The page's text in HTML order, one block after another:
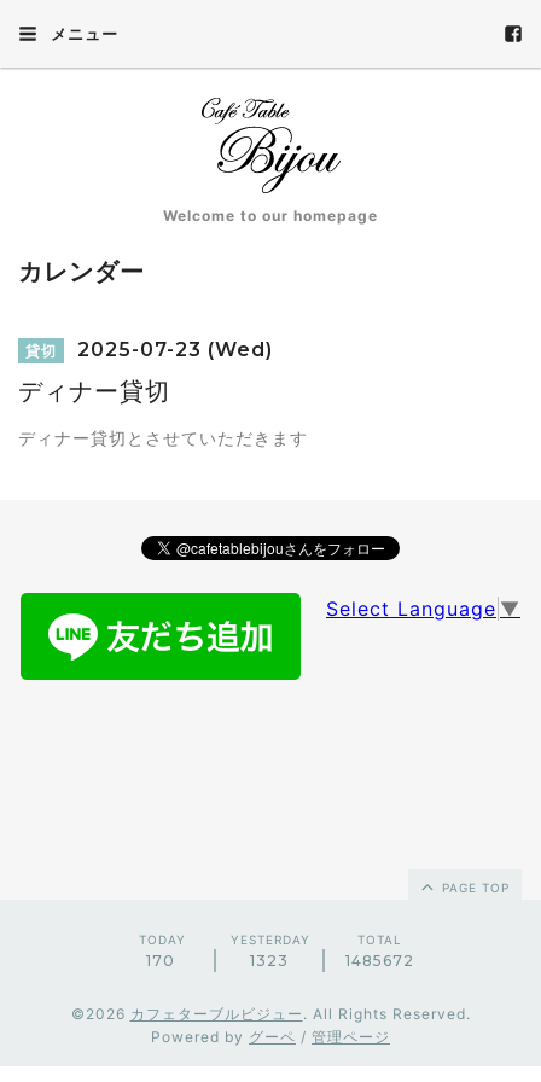
メニュー
Welcome to our homepage
カレンダー
貸切 2025-07-23 (Wed)
ディナー貸切
ディナー貸切とさせていただきます
Select Language ▼
PAGE TOP
TODAY
170
YESTERDAY
1323
TOTAL
1485672
©2026 カフェターブルビジュー . All Rights Reserved.
Powered by グーペ / 管理ページ